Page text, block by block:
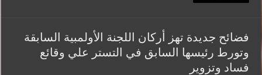
فضائح جديدة تهز أركان اللجنة الأولمبية السابقة
وتورط رئيسها السابق في التستر علي وقائع
فساد وتزوير